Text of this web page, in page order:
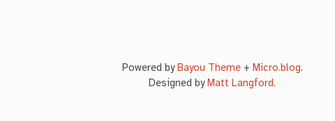
Powered byBayou Theme+ Micro.blog.
Designed byMatt Langford.